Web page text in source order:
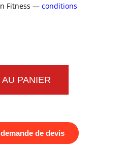
Fitness — conditions
PANIER
de devis